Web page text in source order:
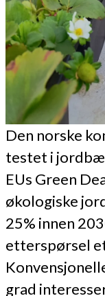
Den norske
testet i
EUs Green
økologiske
25% innen
etterspørsel
grad